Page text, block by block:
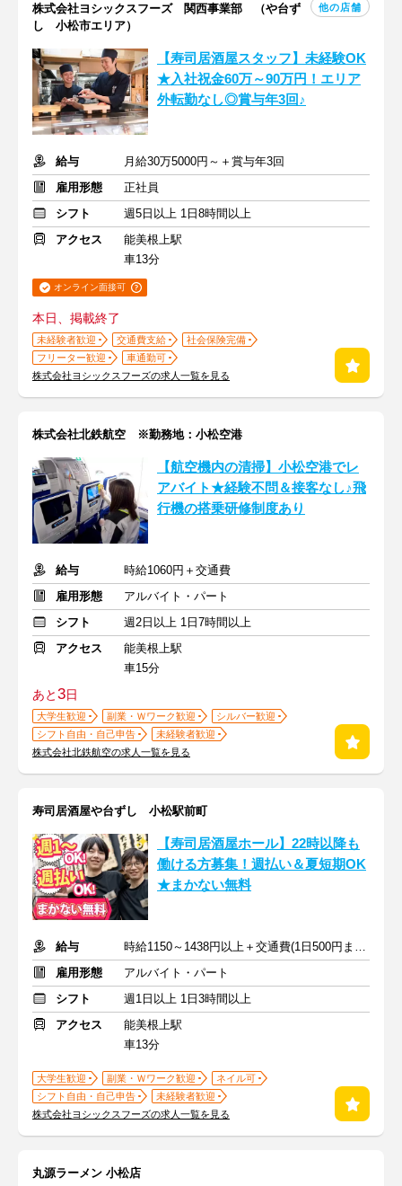
株式会社ヨシックスフーズ 関西事業部 （や台ず
し 小松市エリア）
他の店舗
【寿司居酒屋スタッフ】未経験OK
★入社祝金60万～90万円！エリア
外転勤なし◎賞与年3回♪
給与
月給30万5000円～＋賞与年3回
雇用形態
正社員
シフト
週5日以上 1日8時間以上
アクセス
能美根上駅
車13分
オンライン面接可
本日、掲載終了
未経験者歓迎 交通費支給
社会保険完備
フリーター歓迎
車通勤可
株式会社ヨシックスフーズの求人一覧を見る
株式会社北鉄航空 ※勤務地：小松空港
【航空機内の清掃】小松空港でレ
アバイト★経験不問＆接客なし♪飛
行機の搭乗研修制度あり
給与
時給1060円＋交通費
雇用形態
アルバイト・パート
シフト
週2日以上 1日7時間以上
アクセス
能美根上駅
車15分
あと3日
大学生歓迎 副業・Ｗワーク歓迎
シルバー歓迎
シフト自由・自己申告
未経験者歓迎
株式会社北鉄航空の求人一覧を見る
寿司居酒屋や台ずし 小松駅前町
【寿司居酒屋ホール】22時以降も
働ける方募集！週払い＆夏短期OK
★まかない無料
給与
時給1150～1438円以上＋交通費(1日500円まで※定期のある方も)
雇用形態
アルバイト・パート
シフト
週1日以上 1日3時間以上
アクセス
能美根上駅
車13分
大学生歓迎 副業・Ｗワーク歓迎
ネイル可
シフト自由・自己申告
未経験者歓迎
株式会社ヨシックスフーズの求人一覧を見る
丸源ラーメン 小松店